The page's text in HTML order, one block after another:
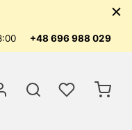
+48 696 988 029